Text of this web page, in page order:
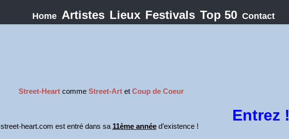
Home Artistes Lieux Festivals Top 50 Contact
Street-Heart comme Street-Art et Coup de Coeur
street-heart.com est entré dans sa 11ème annéed’existence !
Entrez !